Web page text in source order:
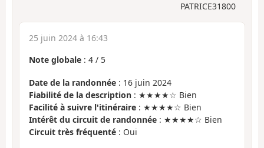
PATRICE31800
25 juin 2024 à 16:43
Note globale : 4 / 5
Date de la randonnée : 16 juin 2024
Fiabilité de la description : ★★★★☆ Bien
Facilité à suivre l'itinéraire : ★★★★☆ Bien
Intérêt du circuit de randonnée : ★★★★☆ Bien
Circuit très fréquenté : Oui